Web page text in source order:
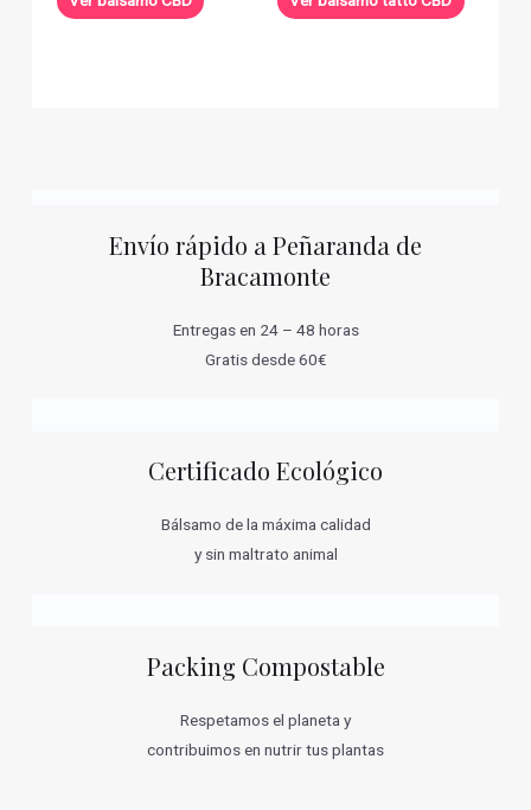
Envío rápido a Peñaranda de
Bracamonte
Entregas en 24 – 48 horas
Gratis desde 60€
Certificado Ecológico
Bálsamo de la máxima calidad
y sin maltrato animal
Packing Compostable
Respetamos el planeta y
contribuimos en nutrir tus plantas